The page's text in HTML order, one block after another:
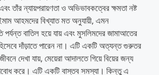
তাঁর ন্যায়পরায়ণতা ও অভিভাবকত্বের ক্ষমতা নষ্ট
আহমদের বিখ্যাত মত অনুযায়ী, এমন
পর্যন্ত বাতিল হয়ে যায় এবং মুসলিমদের জামাআতের
দাঁড়াতে পারেন না। এটি একটি অত্যন্ত গুরুতর
দেখা যায়, মেয়েরা আদালতে গিয়ে বিয়ের জন্য
করে। এটি একটি বাস্তব সমস্যা। কিন্তু এ